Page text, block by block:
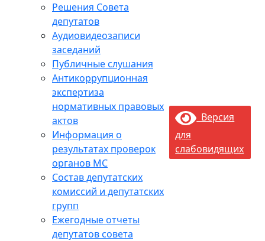
Решения Совета
депутатов
Аудиовидеозаписи
заседаний
Публичные слушания
Антикоррупционная
экспертиза
нормативных правовых
актов
Информация о
результатах проверок
органов МС
Состав депутатских
комиссий и депутатских
групп
Ежегодные отчеты
депутатов совета
Версия
для
слабовидящих